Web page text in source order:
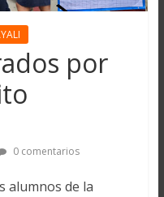
por
0 comentarios
alumnos de la